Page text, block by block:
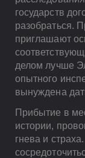
государств
разобраться.
приглашают
делом лучше
опытного
вынуждена
Прибытие в
истории,
гнева и